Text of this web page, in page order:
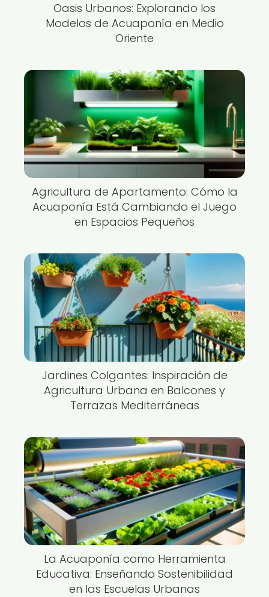
Oasis Urbanos: Explorando los
Modelos de Acuaponía en Medio
Oriente
Agricultura de Apartamento: Cómo la
Acuaponía Está Cambiando el Juego
en Espacios Pequeños
Jardines Colgantes: Inspiración de
Agricultura Urbana en Balcones y
Terrazas Mediterráneas
La Acuaponía como Herramienta
Educativa: Enseñando Sostenibilidad
en las Escuelas Urbanas